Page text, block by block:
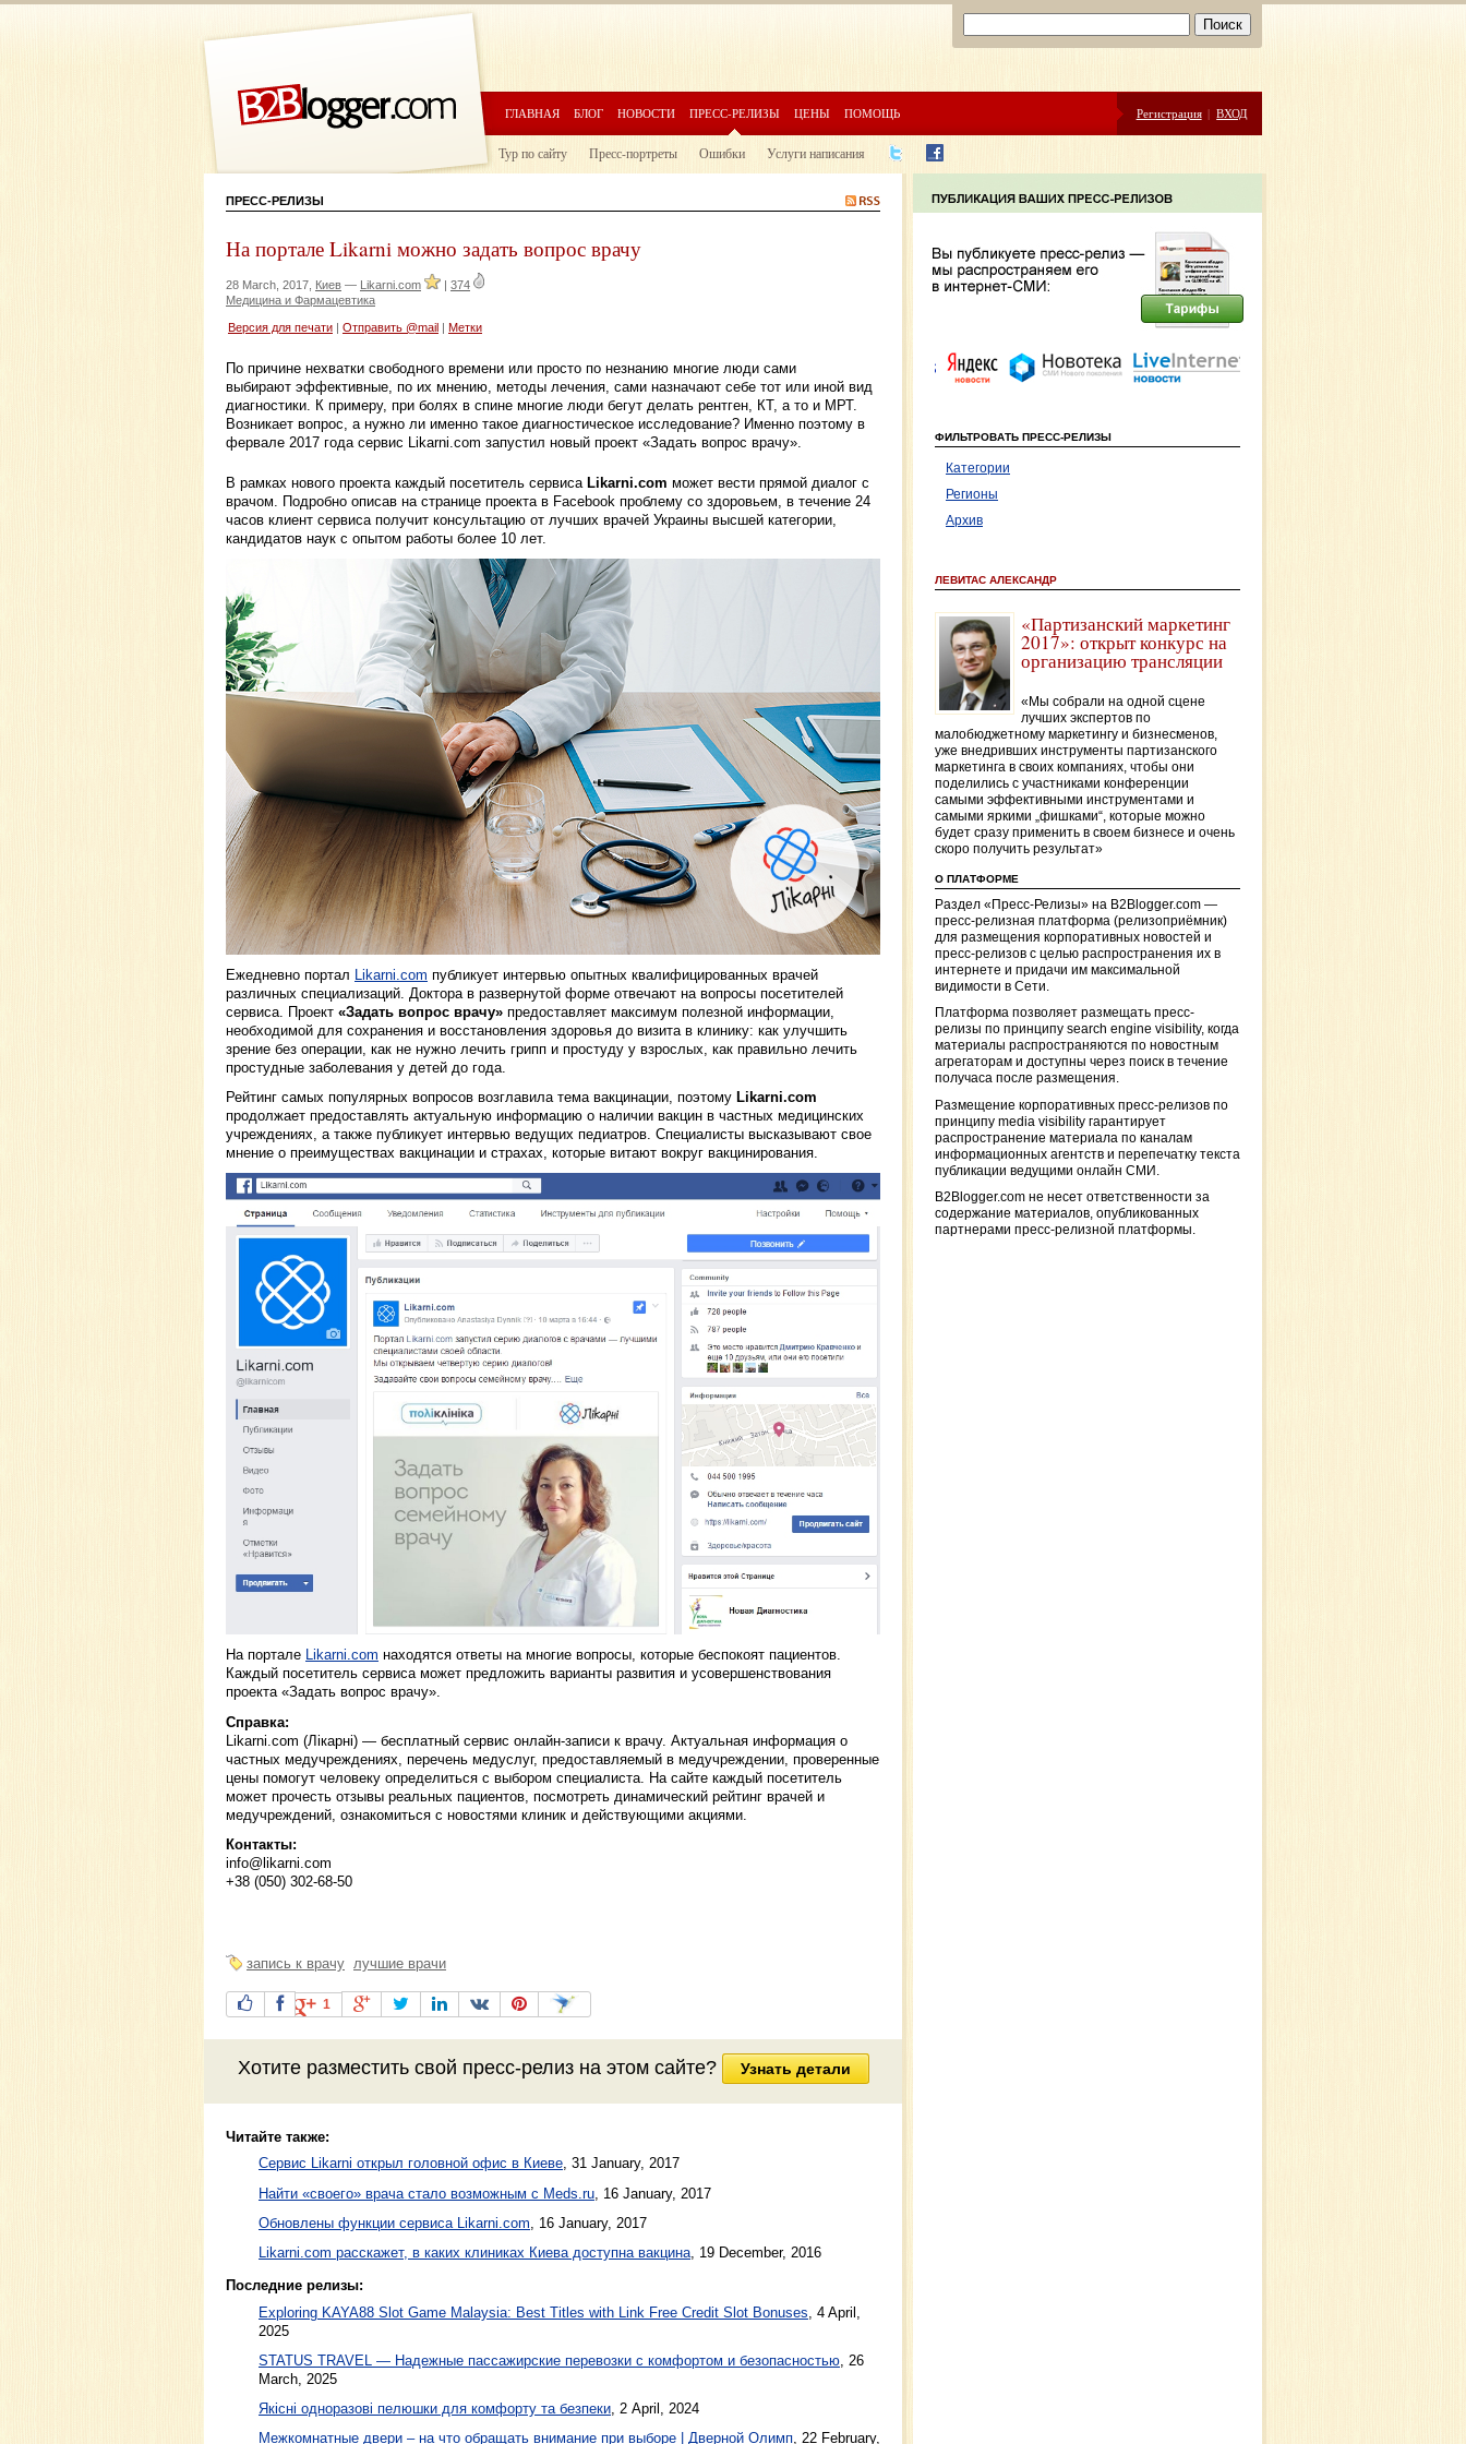
ГЛАВНАЯ БЛОГ НОВОСТИ ПРЕСС-РЕЛИЗЫ ЦЕНЫ ПОМОЩЬ Регистрация | ВХОД
Тур по сайту Пресс-портреты Ошибки Услуги написания
ПРЕСС-РЕЛИЗЫ
На портале Likarni можно задать вопрос врачу
28 March, 2017, Киев — Likarni.com | 374
Медицина и Фармацевтика
Версия для печати Отправить @mail Метки
По причине нехватки свободного времени или просто по незнанию многие люди сами
выбирают эффективные, по их мнению, методы лечения, сами назначают себе тот или иной вид
диагностики. К примеру, при болях в спине многие люди бегут делать рентген, КТ, а то и МРТ.
Возникает вопрос, а нужно ли именно такое диагностическое исследование? Именно поэтому в
фервале 2017 года сервис Likarni.com запустил новый проект «Задать вопрос врачу».
В рамках нового проекта каждый посетитель сервиса Likarni.com может вести прямой диалог с
врачом. Подробно описав на странице проекта в Facebook проблему со здоровьем, в течение 24
часов клиент сервиса получит консультацию от лучших врачей Украины высшей категории,
кандидатов наук с опытом работы более 10 лет.
Ежедневно портал Likarni.com публикует интервью опытных квалифицированных врачей
различных специализаций. Доктора в развернутой форме отвечают на вопросы посетителей
сервиса. Проект «Задать вопрос врачу» предоставляет максимум полезной информации,
необходимой для сохранения и восстановления здоровья до визита в клинику: как улучшить
зрение без операции, как не нужно лечить грипп и простуду у взрослых, как правильно лечить
простудные заболевания у детей до года.
Рейтинг самых популярных вопросов возглавила тема вакцинации, поэтому Likarni.com
продолжает предоставлять актуальную информацию о наличии вакцин в частных медицинских
учреждениях, а также публикует интервью ведущих педиатров. Специалисты высказывают свое
мнение о преимуществах вакцинации и страхах, которые витают вокруг вакцинирования.
На портале Likarni.com находятся ответы на многие вопросы, которые беспокоят пациентов.
Каждый посетитель сервиса может предложить варианты развития и усовершенствования
проекта «Задать вопрос врачу».
Справка:
Likarni.com (Лікарні) — бесплатный сервис онлайн-записи к врачу. Актуальная информация о
частных медучреждениях, перечень медуслуг, предоставляемый в медучреждении, проверенные
цены помогут человеку определиться с выбором специалиста. На сайте каждый посетитель
может прочесть отзывы реальных пациентов, посмотреть динамический рейтинг врачей и
медучреждений, ознакомиться с новостями клиник и действующими акциями.
Контакты:
info@likarni.com
+38 (050) 302-68-50
запись к врачу лучшие врачи
1
Хотите разместить свой пресс-релиз на этом сайте? Узнать детали
Читайте также:
Сервис Likarni открыл головной офис в Киеве, 31 January, 2017
Найти «своего» врача стало возможным с Meds.ru 16 January, 2017
Обновлены функции сервиса Likarni.com
16 January, 2017
Likarni.com расскажет, в каких клиниках Киева доступна вакцина, 19 December, 2016
Последние релизы:
Exploring KAYA88 Slot Game Malaysia: Best Titles with Link Free Credit Slot Bonuses , 4 April,
2025
STATUS TRAVEL — Надежные пассажирские перевозки с комфортом и безопасностью , 26
March, 2025
Якісні одноразові пелюшки для комфорту та безпеки , 2 April, 2024
Межкомнатные двери – на что обращать внимание при выборе | Дверной Олимп, 22 February,
ФИЛЬТРОВАТЬ ПРЕСС-РЕЛИЗЫ
Категории
Регионы
Архив
ЛЕВИТАС АЛЕКСАНДР
«Партизанский маркетинг
2017»: открыт конкурс на
организацию трансляции
«Мы собрали на одной сцене
лучших экспертов по
малобюджетному маркетингу и бизнесменов,
уже внедривших инструменты партизанского
маркетинга в своих компаниях, чтобы они
поделились с участниками конференции
самыми эффективными инструментами и
самыми яркими „фишками“, которые можно
будет сразу применить в своем бизнесе и очень
скоро получить результат»
О ПЛАТФОРМЕ
Раздел «Пресс-Релизы» на B2Blogger.com —
пресс-релизная платформа (релизоприёмник)
для размещения корпоративных новостей и
пресс-релизов с целью распространения их в
интернете и придачи им максимальной
видимости в Сети.
Платформа позволяет размещать пресс-
релизы по принципу search engine visibility, когда
материалы распространяются по новостным
агрегаторам и доступны через поиск в течение
получаса после размещения.
Размещение корпоративных пресс-релизов по
принципу media visibility гарантирует
распространение материала по каналам
информационных агентств и перепечатку текста
публикации ведущими онлайн СМИ.
B2Blogger.com не несет ответственности за
содержание материалов, опубликованных
партнерами пресс-релизной платформы.